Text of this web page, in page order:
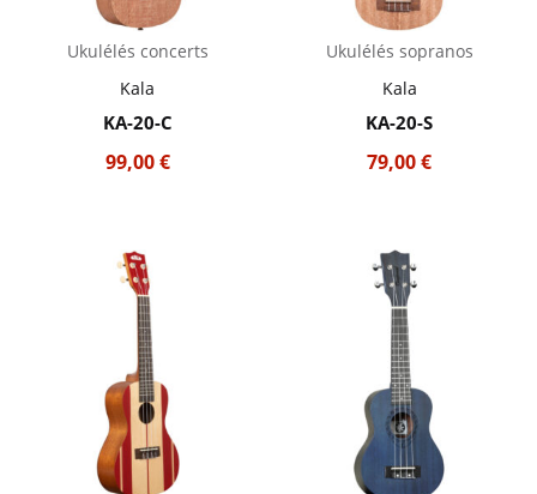
Ukulélés concerts
Kala
KA-20-C
99,00€
Ukulélés sopranos
Kala
KA-20-S
79,00€